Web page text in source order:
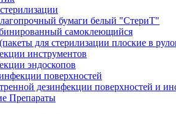
бумаги белый "СтериТ"
самоклеющийся
для стерилизации плоские в
инструментов
эндоскопов
поверхностей
дезинфекции поверхностей и
Препараты